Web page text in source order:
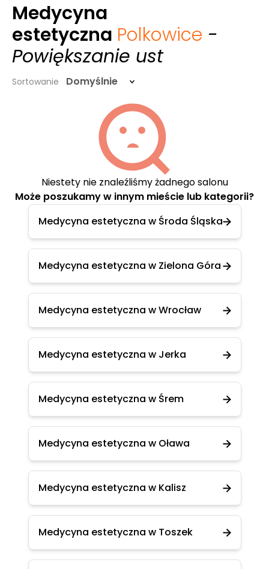
Medycyna
estetyczna Polkowice -
Powiększanie ust
Sortowanie Domyślnie
Niestety nie znaleźliśmy żadnego salonu
Może poszukamy w innym mieście lub kategorii?
Medycyna estetyczna w Środa Śląska
Medycyna estetyczna w Zielona Góra
Medycyna estetyczna w Wrocław
Medycyna estetyczna w Jerka
Medycyna estetyczna w Śrem
Medycyna estetyczna w Oława
Medycyna estetyczna w Kalisz
Medycyna estetyczna w Toszek